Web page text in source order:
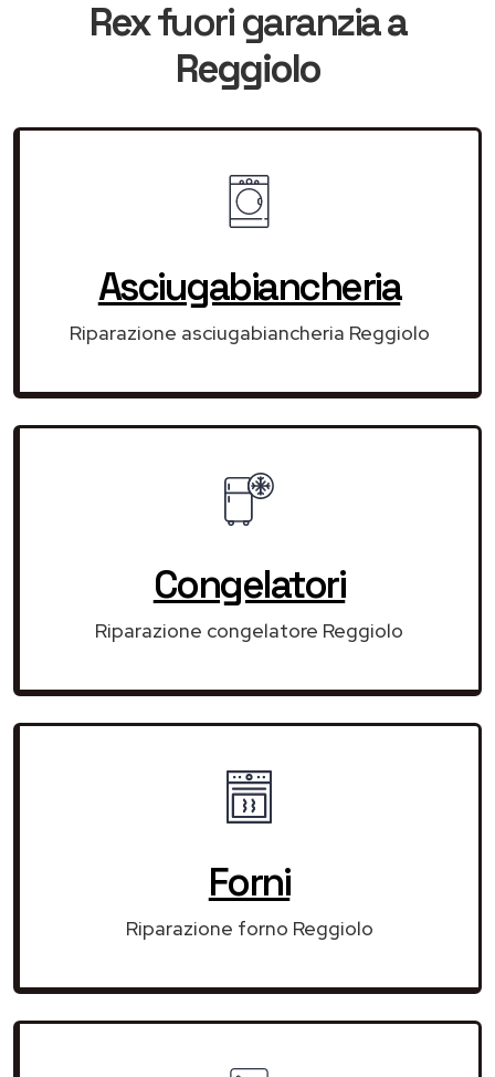
Rexfuori garanziaa
Reggiolo
Asciugabiancheria
Riparazione asciugabiancheria Reggiolo
Congelatori
Riparazione congelatore Reggiolo
Forni
Riparazione forno Reggiolo